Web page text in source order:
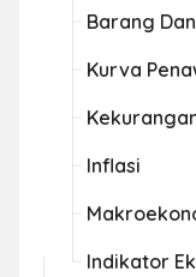
Barang
Kurva
Inflasi
Indikator